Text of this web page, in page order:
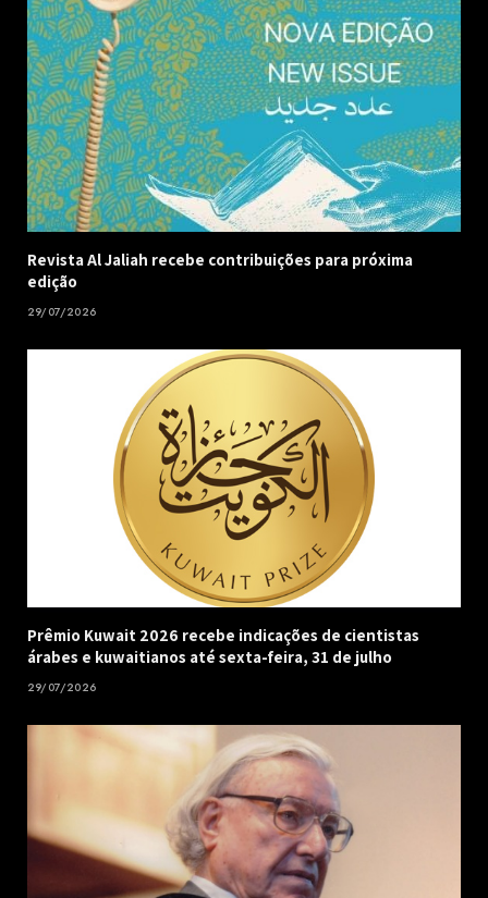
Revista Al Jaliah recebe contribuições para próxima
edição
29/07/2026
Prêmio Kuwait 2026 recebe indicações de cientistas
árabes e kuwaitianos até sexta-feira, 31 de julho
29/07/2026